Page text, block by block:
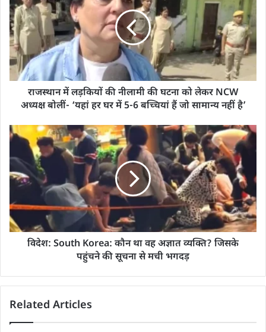
राजस्थान में लड़कियों की नीलामी की घटना को लेकर NCW
अध्यक्ष बोलीं- ‘यहां हर घर में 5-6 बच्चियां हैं जो सामान्य नहीं है’
विदेश: South Korea: कौन था वह अज्ञात व्यक्ति? जिसके
पहुंचने की सूचना से मची भगदड़
Related Articles